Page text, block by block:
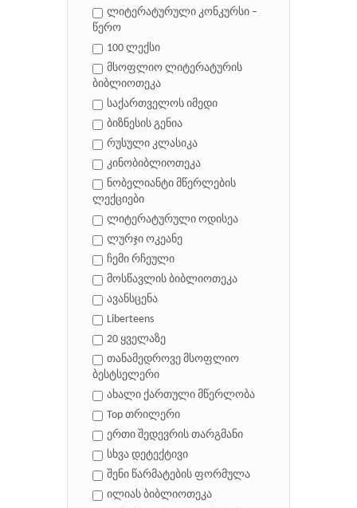
ლიტერატურული კონკურსი –
წერო
100 ლექსი
მსოფლიო ლიტერატურის
ბიბლიოთეკა
საქართველოს იმედი
ბიზნესის გენია
რუსული კლასიკა
კინობიბლიოთეკა
ნობელიანტი მწერლების
ლექციები
ლიტერატურული ოდისეა
ლურჯი ოკეანე
ჩემი რჩეული
მოსწავლის ბიბლიოთეკა
ავანსცენა
Liberteens
20 ყველაზე
თანამედროვე მსოფლიო
ბესტსელერი
ახალი ქართული მწერლობა
Top თრილერი
ერთი შედევრის თარგმანი
სხვა დეტექტივი
შენი წარმატების ფორმულა
ილიას ბიბლიოთეკა